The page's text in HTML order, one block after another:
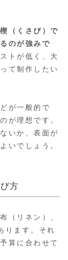
（くさび）で
のが強みで
トが低く、大
て制作したい
が一般的で
が理想です。
いか、表面が
いでしょう。
方
（リネン）、
ります。それ
算に合わせて